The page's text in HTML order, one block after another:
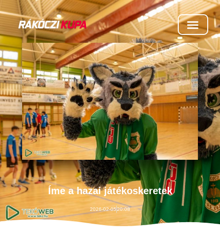
Íme a hazai játékoskeretek
2026-02-0520:08